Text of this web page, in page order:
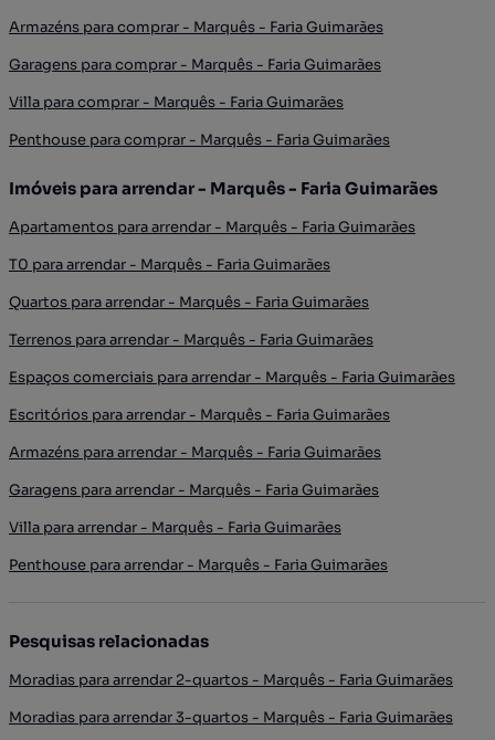
Armazéns para comprar - Marquês - Faria Guimarães
Garagens para comprar - Marquês - Faria Guimarães
Villa para comprar - Marquês - Faria Guimarães
Penthouse para comprar - Marquês - Faria Guimarães
Imóveis para arrendar - Marquês - Faria Guimarães
Apartamentos para arrendar - Marquês - Faria Guimarães
T0 para arrendar - Marquês - Faria Guimarães
Quartos para arrendar - Marquês - Faria Guimarães
Terrenos para arrendar - Marquês - Faria Guimarães
Espaços comerciais para arrendar - Marquês - Faria Guimarães
Escritórios para arrendar - Marquês - Faria Guimarães
Armazéns para arrendar - Marquês - Faria Guimarães
Garagens para arrendar - Marquês - Faria Guimarães
Villa para arrendar - Marquês - Faria Guimarães
Penthouse para arrendar - Marquês - Faria Guimarães
Pesquisas relacionadas
Moradias para arrendar 2-quartos - Marquês - Faria Guimarães
Moradias para arrendar 3-quartos - Marquês - Faria Guimarães